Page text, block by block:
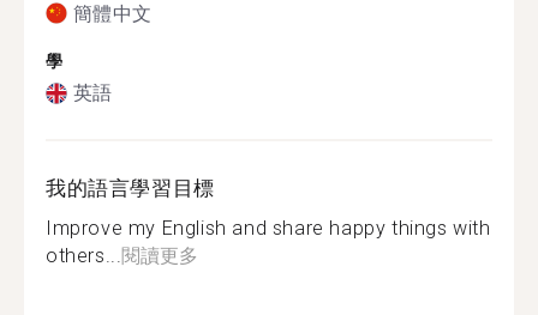
簡體中文
學
英語
我的語言學習目標
Improve my English and share happy things with
others...閱讀更多